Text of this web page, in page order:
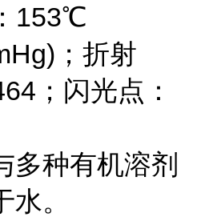
153℃
；折射
；闪光点：
多种有机溶剂
。